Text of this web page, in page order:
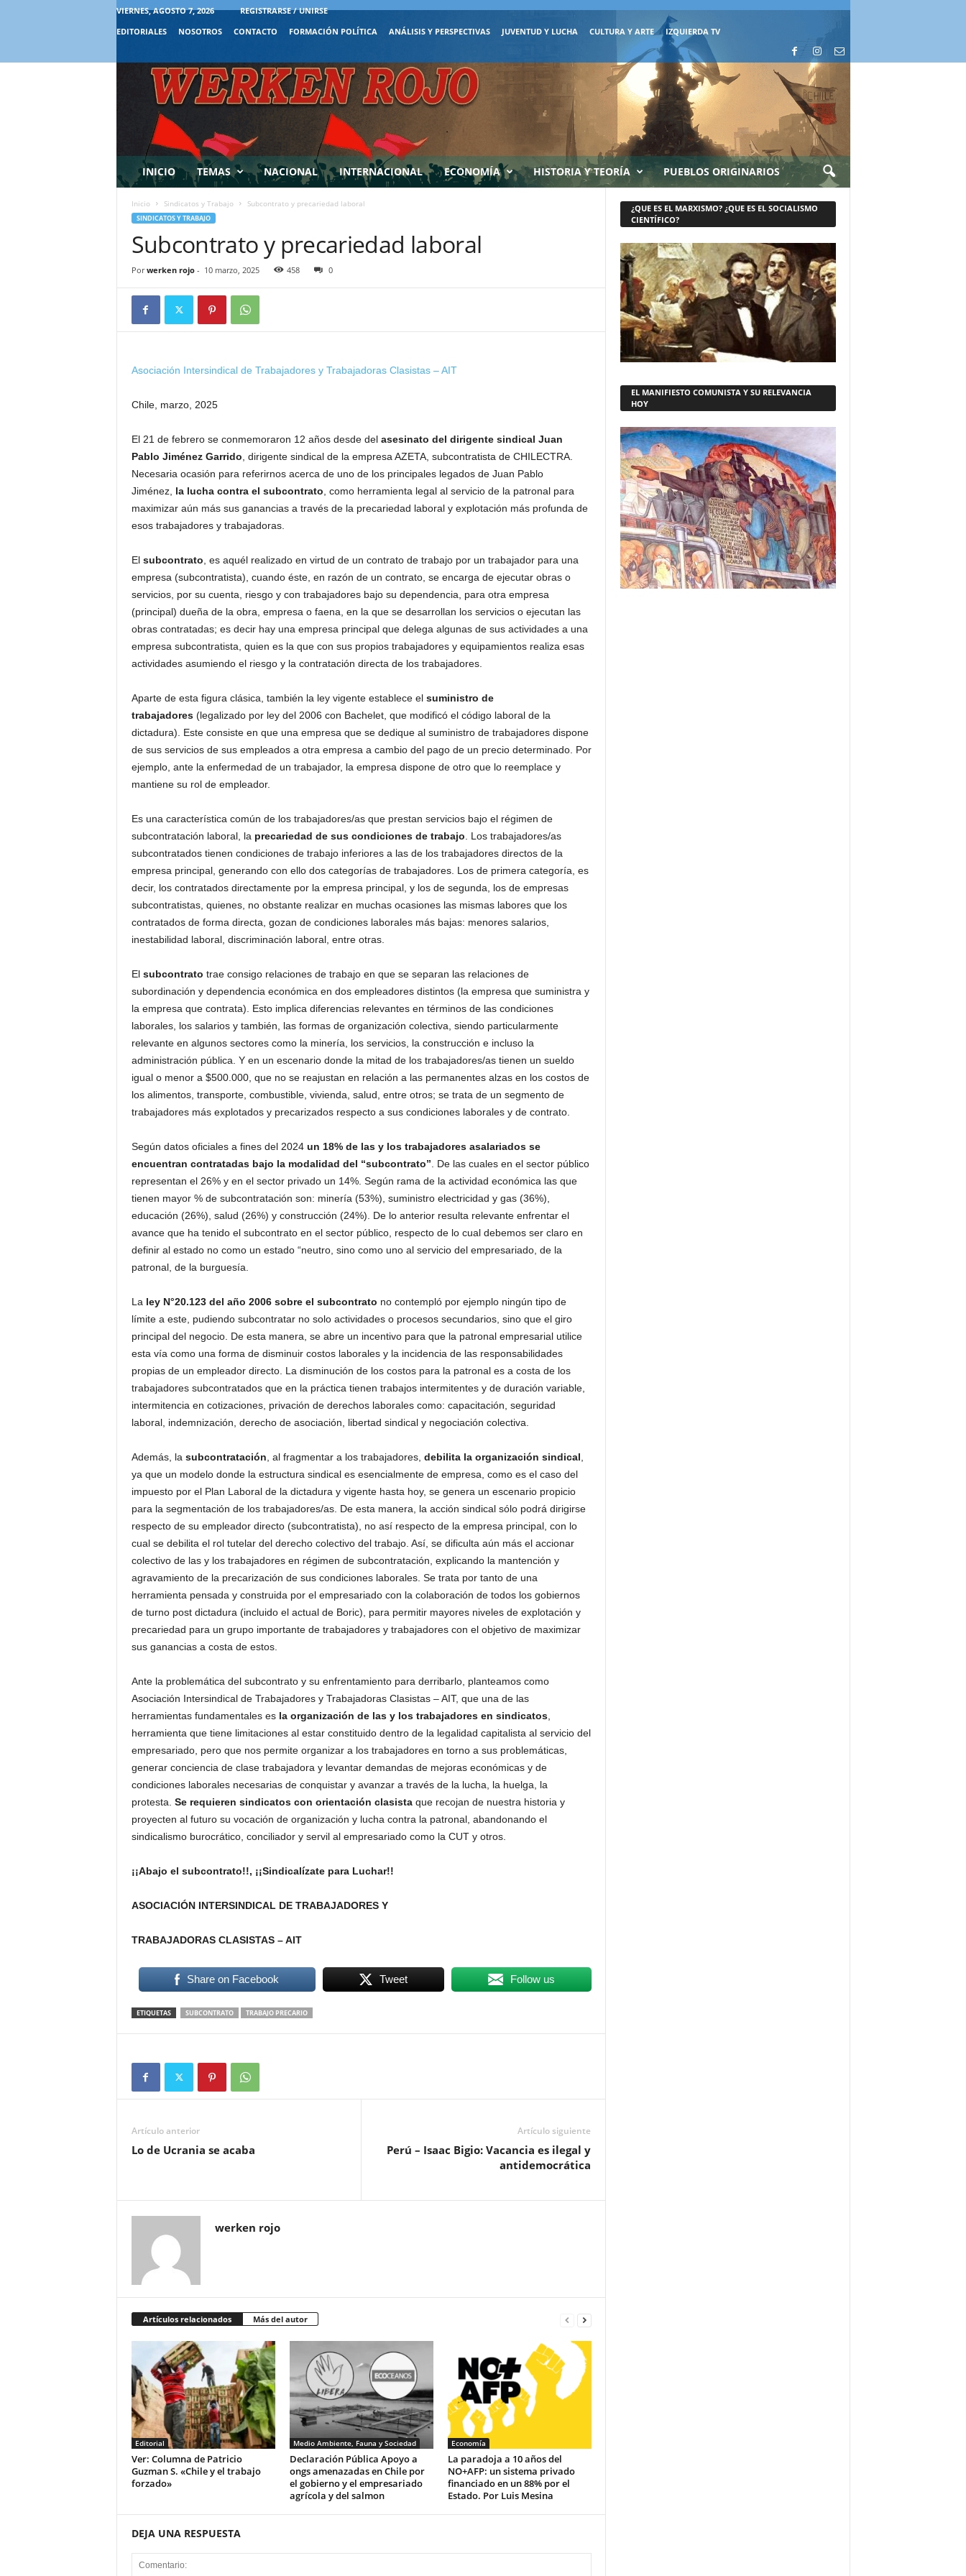
VIERNES, AGOSTO 7, 2026
REGISTRARSE / UNIRSE
EDITORIALES
NOSOTROS CONTACTO FORMACIÓN POLÍTICA ANÁLISIS Y PERSPECTIVAS JUVENTUD Y LUCHA CULTURA Y ARTE IZQUIERDA TV
INICIO TEMAS NACIONAL INTERNACIONAL ECONOMÍA HISTORIA Y TEORÍA PUEBLOS ORIGINARIOS
Inicio Sindicatos y Trabajo Subcontrato y precariedad laboral
SINDICATOS Y TRABAJO
Subcontrato y precariedad laboral
Por werken rojo- 10 marzo, 2025 458 0
Asociación Intersindical de Trabajadores y Trabajadoras Clasistas – AIT
Chile, marzo, 2025
El 21 de febrero se conmemoraron 12 años desde del asesinato del dirigente sindical Juan
Pablo Jiménez Garrido , dirigente sindical de la empresa AZETA, subcontratista de CHILECTRA.
Necesaria ocasión para referirnos acerca de uno de los principales legados de Juan Pablo
Jiménez, la lucha contra el subcontrato , como herramienta legal al servicio de la patronal para
maximizar aún más sus ganancias a través de la precariedad laboral y explotación más profunda de
esos trabajadores y trabajadoras.
El subcontrato , es aquél realizado en virtud de un contrato de trabajo por un trabajador para una
empresa (subcontratista), cuando éste, en razón de un contrato, se encarga de ejecutar obras o
servicios, por su cuenta, riesgo y con trabajadores bajo su dependencia, para otra empresa
(principal) dueña de la obra, empresa o faena, en la que se desarrollan los servicios o ejecutan las
obras contratadas; es decir hay una empresa principal que delega algunas de sus actividades a una
empresa subcontratista, quien es la que con sus propios trabajadores y equipamientos realiza esas
actividades asumiendo el riesgo y la contratación directa de los trabajadores.
Aparte de esta figura clásica, también la ley vigente establece el suministro de
trabajadores(legalizado por ley del 2006 con Bachelet, que modificó el código laboral de la
dictadura). Este consiste en que una empresa que se dedique al suministro de trabajadores dispone
de sus servicios de sus empleados a otra empresa a cambio del pago de un precio determinado. Por
ejemplo, ante la enfermedad de un trabajador, la empresa dispone de otro que lo reemplace y
mantiene su rol de empleador.
Es una característica común de los trabajadores/as que prestan servicios bajo el régimen de
subcontratación laboral, la precariedad de sus condiciones de trabajo . Los trabajadores/as
subcontratados tienen condiciones de trabajo inferiores a las de los trabajadores directos de la
empresa principal, generando con ello dos categorías de trabajadores. Los de primera categoría, es
decir, los contratados directamente por la empresa principal, y los de segunda, los de empresas
subcontratistas, quienes, no obstante realizar en muchas ocasiones las mismas labores que los
contratados de forma directa, gozan de condiciones laborales más bajas: menores salarios,
inestabilidad laboral, discriminación laboral, entre otras.
El subcontrato trae consigo relaciones de trabajo en que se separan las relaciones de
subordinación y dependencia económica en dos empleadores distintos (la empresa que suministra y
la empresa que contrata). Esto implica diferencias relevantes en términos de las condiciones
laborales, los salarios y también, las formas de organización colectiva, siendo particularmente
relevante en algunos sectores como la minería, los servicios, la construcción e incluso la
administración pública. Y en un escenario donde la mitad de los trabajadores/as tienen un sueldo
igual o menor a $500.000, que no se reajustan en relación a las permanentes alzas en los costos de
los alimentos, transporte, combustible, vivienda, salud, entre otros; se trata de un segmento de
trabajadores más explotados y precarizados respecto a sus condiciones laborales y de contrato.
Según datos oficiales a fines del 2024 un 18% de las y los trabajadores asalariados se
encuentran contratadas bajo la modalidad del “subcontrato” . De las cuales en el sector público
representan el 26% y en el sector privado un 14%. Según rama de la actividad económica las que
tienen mayor % de subcontratación son: minería (53%), suministro electricidad y gas (36%),
educación (26%), salud (26%) y construcción (24%). De lo anterior resulta relevante enfrentar el
avance que ha tenido el subcontrato en el sector público, respecto de lo cual debemos ser claro en
definir al estado no como un estado “neutro, sino como uno al servicio del empresariado, de la
patronal, de la burguesía.
La ley N°20.123 del año 2006 sobre el subcontrato no contempló por ejemplo ningún tipo de
límite a este, pudiendo subcontratar no solo actividades o procesos secundarios, sino que el giro
principal del negocio. De esta manera, se abre un incentivo para que la patronal empresarial utilice
esta vía como una forma de disminuir costos laborales y la incidencia de las responsabilidades
propias de un empleador directo. La disminución de los costos para la patronal es a costa de los
trabajadores subcontratados que en la práctica tienen trabajos intermitentes y de duración variable,
intermitencia en cotizaciones, privación de derechos laborales como: capacitación, seguridad
laboral, indemnización, derecho de asociación, libertad sindical y negociación colectiva.
Además, la subcontratación , al fragmentar a los trabajadores, debilita la organización sindical
ya que un modelo donde la estructura sindical es esencialmente de empresa, como es el caso del
impuesto por el Plan Laboral de la dictadura y vigente hasta hoy, se genera un escenario propicio
para la segmentación de los trabajadores/as. De esta manera, la acción sindical sólo podrá dirigirse
respecto de su empleador directo (subcontratista), no así respecto de la empresa principal, con lo
cual se debilita el rol tutelar del derecho colectivo del trabajo. Así, se dificulta aún más el accionar
colectivo de las y los trabajadores en régimen de subcontratación, explicando la mantención y
agravamiento de la precarización de sus condiciones laborales. Se trata por tanto de una
herramienta pensada y construida por el empresariado con la colaboración de todos los gobiernos
de turno post dictadura (incluido el actual de Boric), para permitir mayores niveles de explotación y
precariedad para un grupo importante de trabajadores y trabajadores con el objetivo de maximizar
sus ganancias a costa de estos.
Ante la problemática del subcontrato y su enfrentamiento para derribarlo, planteamos como
Asociación Intersindical de Trabajadores y Trabajadoras Clasistas – AIT, que una de las
herramientas fundamentales es la organización de las y los trabajadores en sindicatos,
herramienta que tiene limitaciones al estar constituido dentro de la legalidad capitalista al servicio del
empresariado, pero que nos permite organizar a los trabajadores en torno a sus problemáticas,
generar conciencia de clase trabajadora y levantar demandas de mejoras económicas y de
condiciones laborales necesarias de conquistar y avanzar a través de la lucha, la huelga, la
protesta. Se requieren sindicatos con orientación clasistaque recojan de nuestra historia y
proyecten al futuro su vocación de organización y lucha contra la patronal, abandonando el
sindicalismo burocrático, conciliador y servil al empresariado como la CUT y otros.
¡¡Abajo el subcontrato!!, ¡¡Sindicalízate para Luchar!!
ASOCIACIÓN INTERSINDICAL DE TRABAJADORES Y
TRABAJADORAS CLASISTAS – AIT
Share on Facebook Tweet Follow us
ETIQUETAS SUBCONTRATO TRABAJO PRECARIO
Artículo anterior
Lo de Ucrania se acaba
Artículo siguiente
Perú – Isaac Bigio: Vacancia es ilegal y
antidemocrática
werken rojo
Artículos relacionados Más del autor
Editorial
Ver: Columna de Patricio
Guzman S. «Chile y el trabajo
forzado»
Medio Ambiente, Fauna y Sociedad
Declaración Pública Apoyo a
ongs amenazadas en Chile por
el gobierno y el empresariado
agrícola y del salmon
Economía
La paradoja a 10 años del
NO+AFP: un sistema privado
financiado en un 88% por el
Estado. Por Luis Mesina
DEJA UNA RESPUESTA
¿QUE ES EL MARXISMO? ¿QUE ES EL SOCIALISMO
CIENTÍFICO?
EL MANIFIESTO COMUNISTA Y SU RELEVANCIA
HOY